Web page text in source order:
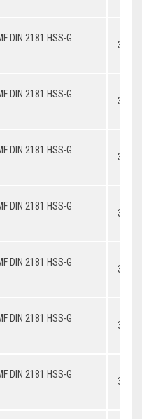
DIN 2181 HSS-G
DIN 2181 HSS-G
DIN 2181 HSS-G
DIN 2181 HSS-G
DIN 2181 HSS-G
DIN 2181 HSS-G
DIN 2181 HSS-G